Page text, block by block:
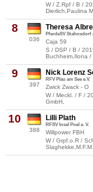
W / Z.Rpf / B /
Dierlich,Paulina
8
036
Theresa
PferdeSV Stahnsdorf
Caja 59
S / DSP / B /
Buchheim,Ilona /
9
397
Nick Lorenz
RFV Plau am See e.V.
Zwick Zwack - O
W / Meckl. / F /
GmbH,
10
388
Lilli Plath
RFSV Insel Poel e. V.
Willpower FBH
W / Grpf.o.R /
Slaghekke,M.F.M.